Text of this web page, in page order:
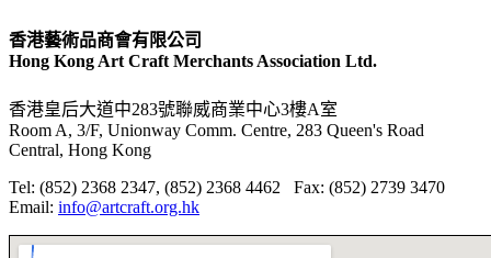
香港藝術品商會有限公司
Hong Kong Art Craft Merchants Association Ltd.
香港皇后大道中283號聯威商業中心3樓A室
Room A, 3/F, Unionway Comm. Centre, 283 Queen's Road
Central, Hong Kong
Tel: (852) 2368 2347, (852) 2368 4462 Fax: (852) 2739 3470
Email: info@artcraft.org.hk